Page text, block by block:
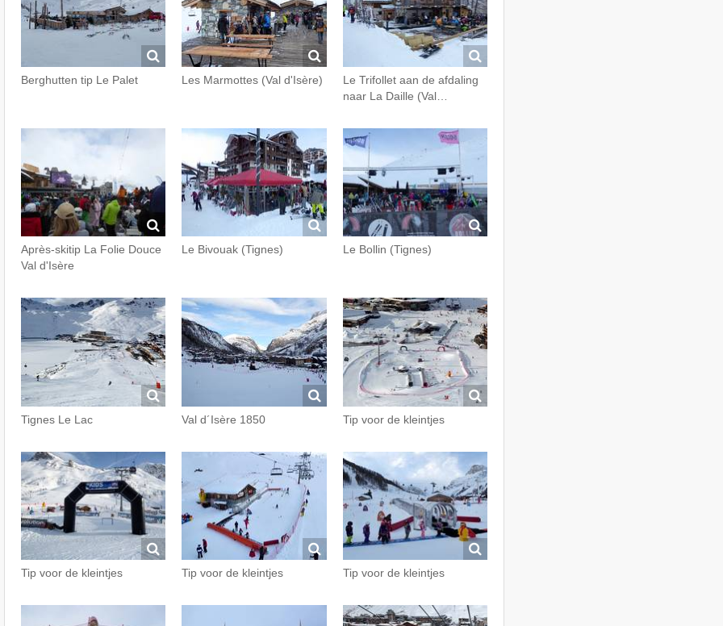
Berghutten tip Le Palet Les Marmottes (Val d'Isère)
Le Trifollet aan de afdaling
naar La Daille (Val…
Après-skitip La Folie Douce
Val d'Isère
Le Bivouak (Tignes) Le Bollin (Tignes)
Tignes Le Lac Val d´Isère 1850 Tip voor de kleintjes
Tip voor de kleintjes Tip voor de kleintjes Tip voor de kleintjes